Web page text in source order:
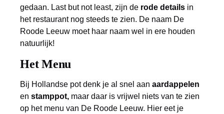
gedaan. Last but not least, zijn de rode details in
het restaurant nog steeds te zien. De naam De
Roode Leeuw moet haar naam wel in ere houden
natuurlijk!
Het Menu
Bij Hollandse pot denk je al snel aan aardappelen
en stamppot, maar daar is vrijwel niets van te zien
op het menu van De Roode Leeuw. Hier eet je